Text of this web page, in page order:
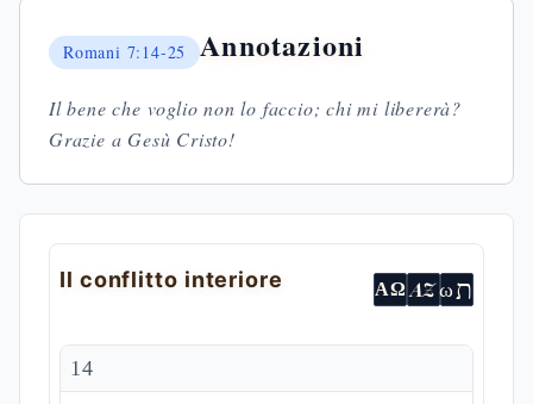
Romani 7:14-25 Annotazioni
Il bene che voglio non lo faccio; chi mi libererà?
Grazie a Gesù Cristo!
Il conflitto interiore ΑΩ AZωת
14